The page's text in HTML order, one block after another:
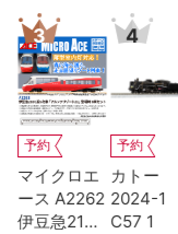
5
予約
カトー 10-
2236 京王
帝都電鉄
6
予約
カトー 10-
2237 京王
帝都電鉄